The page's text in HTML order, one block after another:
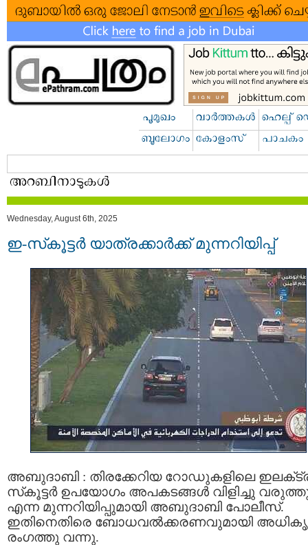
Wednesday, August 6th, 2025
ഇ-സ്‌കൂട്ടർ യാത്രക്കാർക്ക് മുന്നറിയിപ്പ്
അബുദാബി : തിരക്കേറിയ റോഡുകളിലെ
സ്‌കൂട്ടർ ഉപയോഗം അപകടങ്ങൾ വിളിച്ചു
എന്ന മുന്നറിയിപ്പുമായി അബുദാബി പോലീസ്.
ഇതിനെതിരെ ബോധവൽക്കരണവുമായി
രംഗത്തു വന്നു.